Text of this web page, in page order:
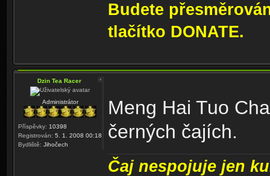
Budete
tlačítko DONATE.
Dzin Tea Racer
Administrátor
Příspěvky: 10398
Registrován: 5. 1. 2008 00:18
Bydliště: Jihočech
Meng Hai Tuo
černých čajích.
Čaj nespojuje jen